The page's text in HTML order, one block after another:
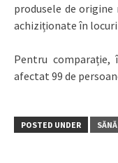
produsele de origine
achiziționate în
Pentru
afectat 99 de
POSTED UNDER